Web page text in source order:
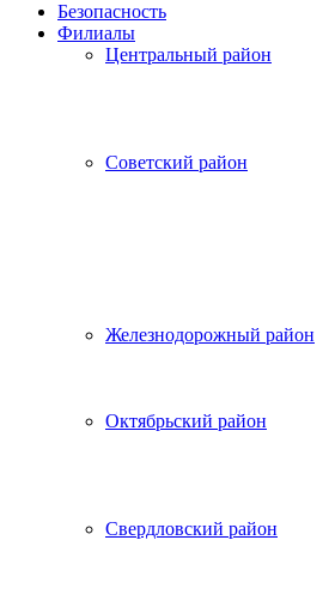
Безопасность
Филиалы
Центральный район
Советский район
Железнодорожный район
Октябрьский район
Свердловский район